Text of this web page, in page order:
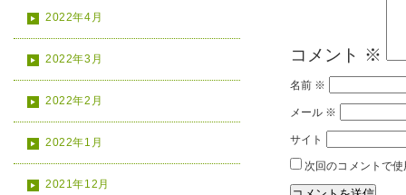
2022年4月
2022年3月
2022年2月
2022年1月
2021年12月
コメント ※
名前 ※
メール ※
サイト
次回のコメントで